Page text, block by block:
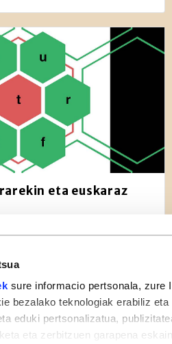
sure informacio pertsonala, zure
bezalako teknologiak erabiliz
eduki pertsonalizatua,
eta zerbitzuen garapena
eta euskaraz
Euskara